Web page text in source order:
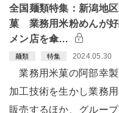
全国麺類特集：新潟地
菓 業務用米粉めんが
メン店を傘…
麺類 特集 2024.05.30
業務用米菓の阿部幸
加工技術を生かし業務
販売するほか、グルー